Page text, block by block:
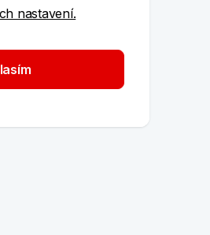
nastavení.